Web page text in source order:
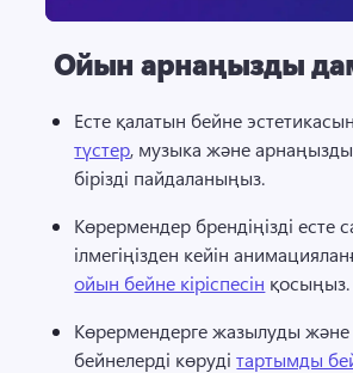
Ойын арнаңызды
Есте қалатын бейне
түстер, музыка және
бірізді пайдаланыңыз.
Көрермендер брендіңізді есте
ілмегіңізден кейін
ойын бейне кіріспесін қосыңыз.
Көрермендерге жазылуды
бейнелерді көруді тартымды